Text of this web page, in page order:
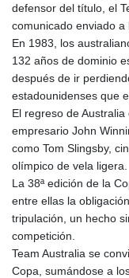
defensor del título, el
comunicado enviado a
En 1983, los
132 años de dominio
después de ir
estadounidenses que
El regreso de
empresario John
como Tom Slingsby,
olímpico de vela ligera.
La 38ª edición de la
entre ellas la
tripulación, un hecho
competición.
Team Australia se
Copa, sumándose a